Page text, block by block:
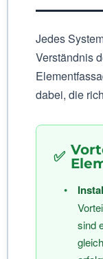
Jedes
Verständnis
dabei, die
✅
•
sind